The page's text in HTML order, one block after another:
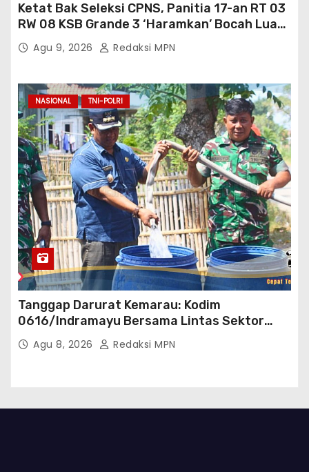
Ketat Bak Seleksi CPNS, Panitia 17-an RT 03
RW 08 KSB Grande 3 ‘Haramkan’ Bocah Luar
RT Ikut Lomba
Agu 9, 2026 Redaksi MPN
NASIONAL TNI-POLRI
Tanggap Darurat Kemarau: Kodim
0616/Indramayu Bersama Lintas Sektor
Garap Bantuan Air Bersih Bertahap
Agu 8, 2026 Redaksi MPN